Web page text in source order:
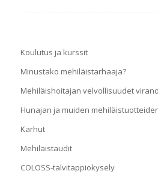
Koulutus ja kurssit
Minustako mehiläistarhaaja?
Mehiläishoitajan velvollisuudet
Hunajan ja muiden
Karhut
Mehiläistaudit
COLOSS-talvitappiokysely